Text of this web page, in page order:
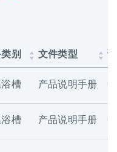
别 文件类型
槽 产品说明手册
槽 产品说明手册